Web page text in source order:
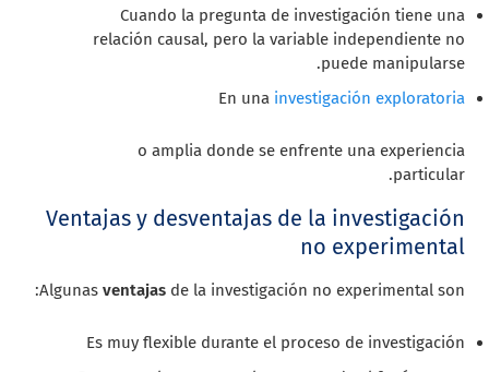
Cuando la pregunta de investigación tiene una
relación causal, pero la variable independiente no
puede manipularse.
En una investigación exploratoria
o amplia donde se enfrente una experiencia
particular.
Ventajas y desventajas de la investigación
no experimental
Algunas ventajasde la investigación no experimental son:
Es muy flexible durante el proceso de investigación